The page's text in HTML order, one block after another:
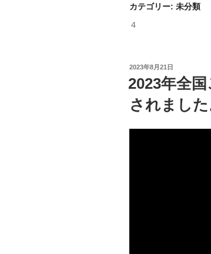
カテゴリー: 未分類
４
投
日:
2023年8月21日
2023年全
されました